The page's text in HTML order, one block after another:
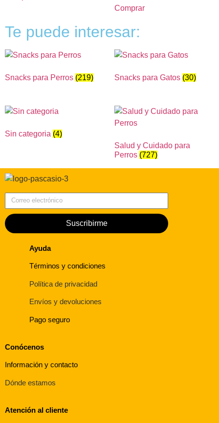
Comprar
Te puede interesar:
Snacks para Perros (219) Snacks para Gatos (30)
Sin categoria (4)
Salud y Cuidado para
Perros (727)
Suscribirme
Ayuda
Términos y condiciones
Política de privacidad
Envíos y devoluciones
Pago seguro
Conócenos
Información y contacto
Dónde estamos
Atención al cliente